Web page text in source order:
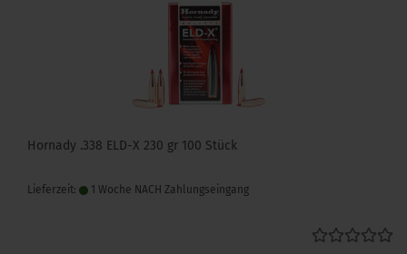
Hornady .338 ELD-X 230 gr 100 Stück
Lieferzeit: 1 Woche NACH Zahlungseingang